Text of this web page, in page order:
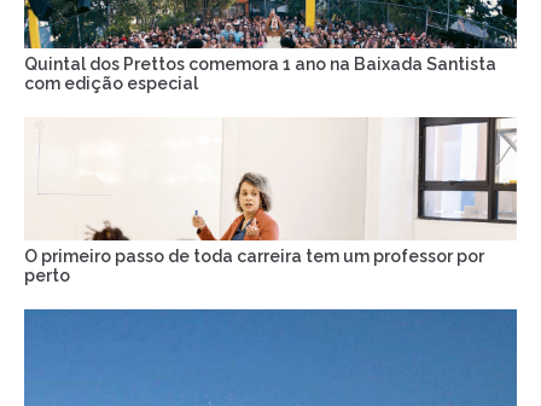
Quintal dos Prettos comemora 1 ano na Baixada Santista
com edição especial
O primeiro passo de toda carreira tem um professor por
perto